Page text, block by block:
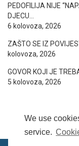
We use
service.
PEDOFILIJA NIJE
DJECU…
6 kolovoza, 2026
ZAŠTO SE IZ
kolovoza, 2026
GOVOR KOJI JE
5 kolovoza, 2026